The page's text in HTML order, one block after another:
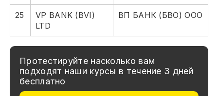
25
VP BANK (BVI)
LTD
ВП БАНК (БВО) ООО
Протестируйте насколько вам
подходят наши курсы в течение 3 дней
бесплатно